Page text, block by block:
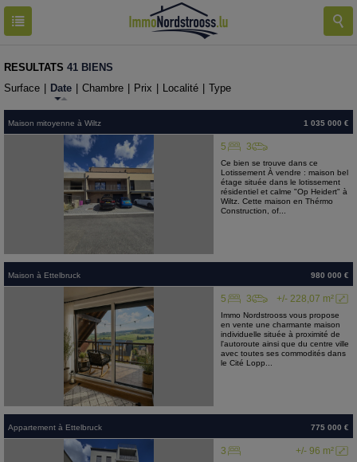
RESULTATS 41 BIENS
Surface
Date Chambre Prix Localité Type
Maison mitoyenne à Wiltz 1 035 000 €
5 3
Ce bien se trouve dans ce
Lotissement À vendre : maison bel
étage située dans le lotissement
résidentiel et calme "Op Heidert" à
Wiltz. Cette maison en Thérmo
Construction, of...
Maison à Ettelbruck 980 000 €
+/- 228,07 m²
5 3
Immo Nordstrooss vous propose
en vente une charmante maison
individuelle située à proximité de
l'autoroute ainsi que du centre ville
avec toutes ses commodités dans
le Cité Lopp...
Appartement à Ettelbruck 775 000 €
+/- 96 m²
3